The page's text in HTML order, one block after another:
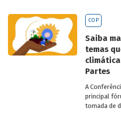
COP
Saiba
temas
Partes
A
principal
tomada de